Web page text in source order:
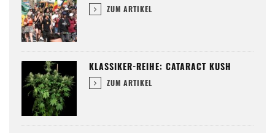
ZUM ARTIKEL
KLASSIKER-REIHE: CATARACT KUSH
ZUM ARTIKEL